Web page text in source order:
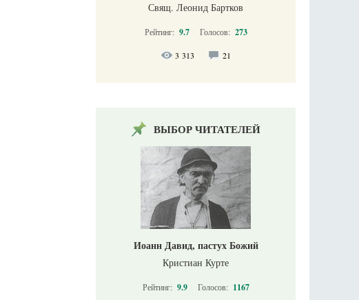
Свящ. Леонид Бартков
Рейтинг: 9.7 Голосов: 273
3 313 21
ВЫБОР ЧИТАТЕЛЕЙ
Иоанн Давид, пастух Божий
Кристиан Курте
Рейтинг: 9.9 Голосов: 1167